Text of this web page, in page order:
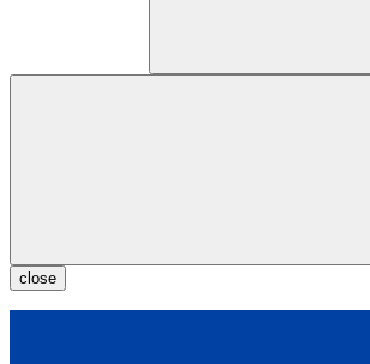
close